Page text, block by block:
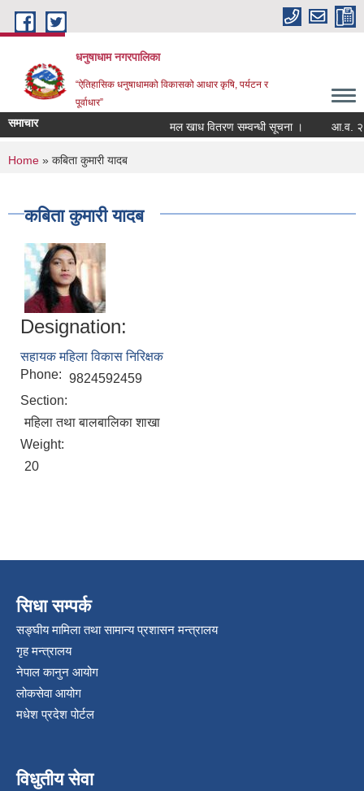
Skip to main content
धनुषाधाम नगरपालिका
“ऐतिहासिक धनुषाधामको विकासको आधार कृषि, पर्यटन र
पूर्वाधार”
समाचार मल खाध वितरण सम्वन्धी सूचना । आ.व.
You are here
Home » कबिता कुमारी यादब
कबिता कुमारी यादब
Designation:
सहायक महिला विकास निरिक्षक
Phone: 9824592459
Section:
महिला तथा बालबालिका शाखा
Weight:
20
सिधा सम्पर्क
सङ्घीय मामिला तथा सामान्य प्रशासन मन्त्रालय
गृह मन्त्रालय
नेपाल कानुन आयोग
लोकसेवा आयोग
मधेश प्रदेश पोर्टल
विधुतीय सेवा